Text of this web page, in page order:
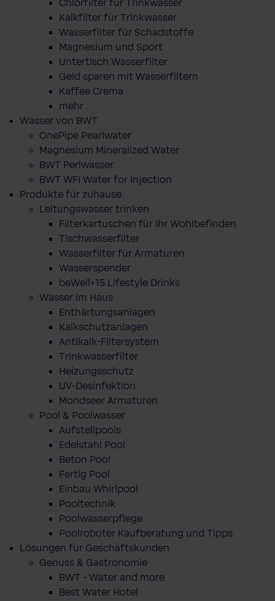
Chlorfilter für Trinkwasser
Kalkfilter für Trinkwasser
Wasserfilter für Schadstoffe
Magnesium und Sport
Untertisch Wasserfilter
Geld sparen mit Wasserfiltern
Kaffee Crema
mehr
Wasser von BWT
OnePipe Pearlwater
Magnesium Mineralized Water
BWT Perlwasser
BWT WFI Water for Injection
Produkte für zuhause
Leitungswasser trinken
Filterkartuschen für Ihr Wohlbefinden
Tischwasserfilter
Wasserfilter für Armaturen
Wasserspender
beWell+15 Lifestyle Drinks
Wasser im Haus
Enthärtungsanlagen
Kalkschutzanlagen
Antikalk-Filtersystem
Trinkwasserfilter
Heizungsschutz
UV-Desinfektion
Mondseer Armaturen
Pool & Poolwasser
Aufstellpools
Edelstahl Pool
Beton Pool
Fertig Pool
Einbau Whirlpool
Pooltechnik
Poolwasserpflege
Poolroboter Kaufberatung und Tipps
Lösungen für Geschäftskunden
Genuss & Gastronomie
BWT - Water and more
Best Water Hotel